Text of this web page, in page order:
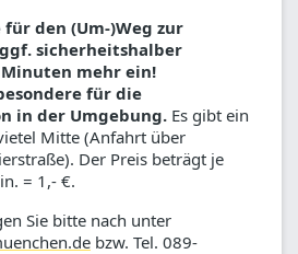
den (Um-)Weg zur
sicherheitshalber
mehr ein!
für die
in der Umgebung. Es gibt ein
Mitte (Anfahrt über
Der Preis beträgt je
= 1,- €.
Sie bitte nach unter
bzw. Tel. 089-